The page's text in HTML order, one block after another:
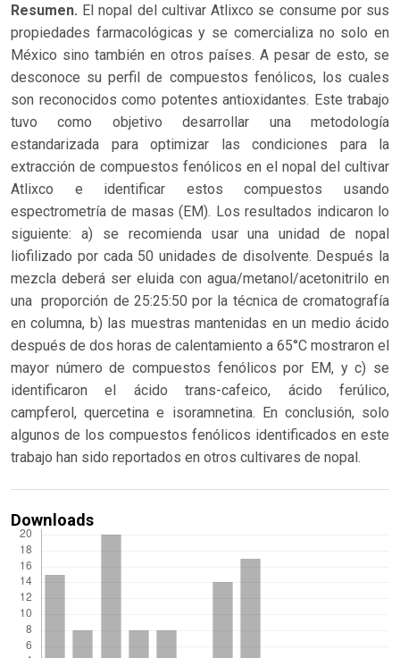
Resumen. El nopal del cultivar Atlixco se consume por sus
propiedades farmacológicas y se comercializa no solo en
México sino también en otros países. A pesar de esto, se
desconoce su perfil de compuestos fenólicos, los cuales
son reconocidos como potentes antioxidantes. Este trabajo
tuvo como objetivo desarrollar una metodología
estandarizada para optimizar las condiciones para la
extracción de compuestos fenólicos en el nopal del cultivar
Atlixco e identificar estos compuestos usando
espectrometría de masas (EM). Los resultados indicaron lo
siguiente: a) se recomienda usar una unidad de nopal
liofilizado por cada 50 unidades de disolvente. Después la
mezcla deberá ser eluida con agua/metanol/acetonitrilo en
una proporción de 25:25:50 por la técnica de cromatografía
en columna, b) las muestras mantenidas en un medio ácido
después de dos horas de calentamiento a 65°C mostraron el
mayor número de compuestos fenólicos por EM, y c) se
identificaron el ácido trans-cafeico, ácido ferúlico,
campferol, quercetina e isoramnetina. En conclusión, solo
algunos de los compuestos fenólicos identificados en este
trabajo han sido reportados en otros cultivares de nopal.
Downloads